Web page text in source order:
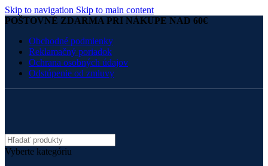
Skip to navigation Skip to main content
POŠTOVNÉ ZDARMA PRI NÁKUPE NAD 60€
Obchodné podmienky
Reklamačný poriadok
Ochrana osobných údajov
Odstúpenie od zmluvy
Vyberte kategóriu